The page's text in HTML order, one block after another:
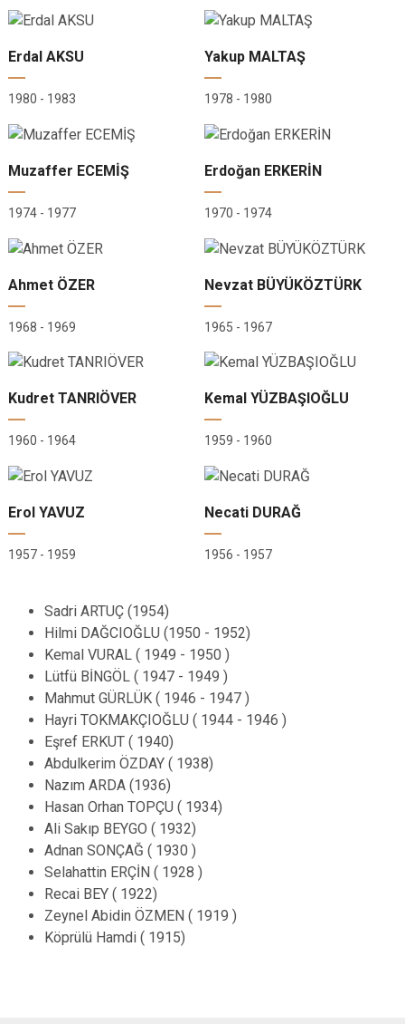
Erdal AKSU
1980 - 1983
Yakup MALTAŞ
1978 - 1980
Muzaffer ECEMİŞ
1974 - 1977
Erdoğan ERKERİN
1970 - 1974
Ahmet ÖZER
1968 - 1969
Nevzat BÜYÜKÖZTÜRK
1965 - 1967
Kudret TANRIÖVER
1960 - 1964
Kemal YÜZBAŞIOĞLU
1959 - 1960
Erol YAVUZ
1957 - 1959
Necati DURAĞ
1956 - 1957
Sadri ARTUÇ (1954)
Hilmi DAĞCIOĞLU (1950 - 1952)
Kemal VURAL ( 1949 - 1950 )
Lütfü BİNGÖL ( 1947 - 1949 )
Mahmut GÜRLÜK ( 1946 - 1947 )
Hayri TOKMAKÇIOĞLU ( 1944 - 1946 )
Eşref ERKUT ( 1940)
Abdulkerim ÖZDAY ( 1938)
Nazım ARDA (1936)
Hasan Orhan TOPÇU ( 1934)
Ali Sakıp BEYGO ( 1932)
Adnan SONÇAĞ ( 1930 )
Selahattin ERÇİN ( 1928 )
Recai BEY ( 1922)
Zeynel Abidin ÖZMEN ( 1919 )
Köprülü Hamdi ( 1915)